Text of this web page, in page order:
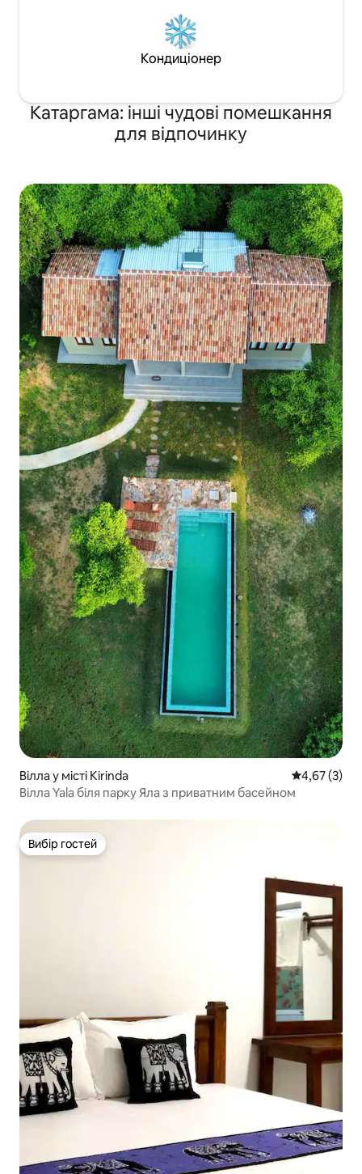
Кондиціонер
Катаргама: інші чудові помешкання
для відпочинку
Вілла у місті Kirinda Середня
4,67 (3)
Вілла Yala біля парку Яла з приватним басейном
Вибір гостей
Вибір гостей